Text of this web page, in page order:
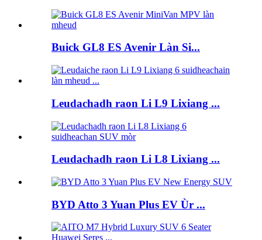
Buick GL8 ES Avenir Làn Si...
Leudachadh raon Li L9 Lixiang ...
Leudachadh raon Li L8 Lixiang ...
BYD Atto 3 Yuan Plus EV Ùr ...